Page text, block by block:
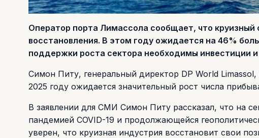
Оператор порта Лимассола сообщает, что круизный
восстановления. В этом году ожидается на 46%
поддержки роста сектора необходимы инвестиции и
Симон Питу, генеральный директор DP World
2025 году ожидается значительный рост числа
В заявлении для СМИ Симон Питу рассказал, что на
пандемией COVID-19 и продолжающейся
уверен, что круизная индустрия восстановит свои